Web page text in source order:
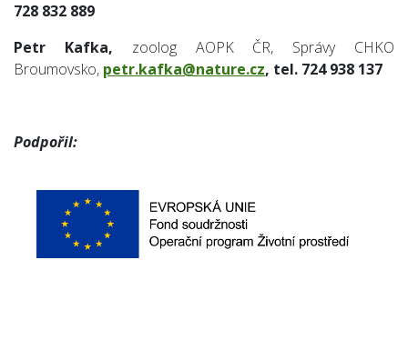
728 832 889
Petr Kafka, zoolog AOPK ČR, Správy CHKO
Broumovsko, petr.kafka@nature.cz, tel. 724 938 137
Podpořil: